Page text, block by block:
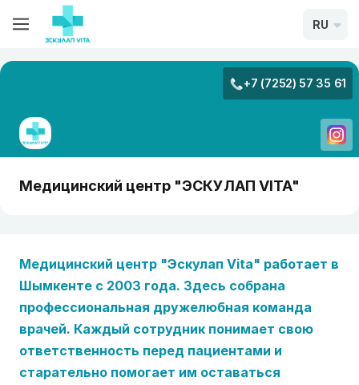
RU
+7 (7252) 57 35 61
Медицинский центр "ЭСКУЛАП VITA"
Медицинский центр "Эскулап Vita" работает в
Шымкенте с 2003 года. Здесь собрана
профессиональная дружелюбная команда
врачей. Каждый сотрудник понимает свою
ответственность перед пациентами и
старательно помогает им оставаться